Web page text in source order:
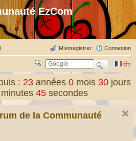
EzCom
Connexion
M’enregistrer
ec
er
: 23 années0 mois30 jours
minutes 46 secondes
de la Communauté